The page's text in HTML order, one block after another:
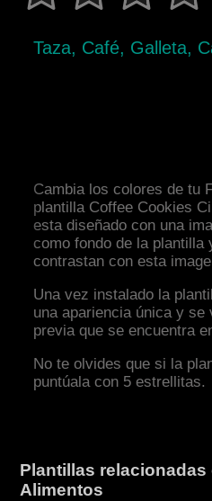
Taza, Café, Galleta,
Cambia los colores de tu
plantilla Coffee Cookies
esta diseñado con una
como fondo de la plantilla
contrastan con esta
Una vez instalado la
una apariencia única y
previa que se encuentra
No te olvides que si la
puntúala con 5 estrellitas.
Plantillas
Alimentos